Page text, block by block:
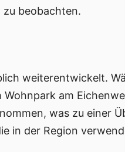
zu beobachten.
weiterentwickelt.
am
was zu einer
in der Region